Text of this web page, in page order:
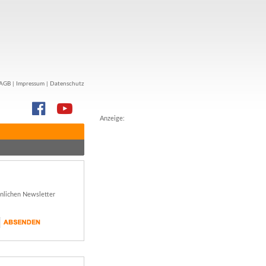
Anzeige:
Impressum Datenschutz
Newsletter